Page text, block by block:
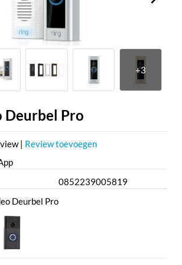
Deurbel Pro
| Review toevoegen
0852239005819
Deurbel Pro